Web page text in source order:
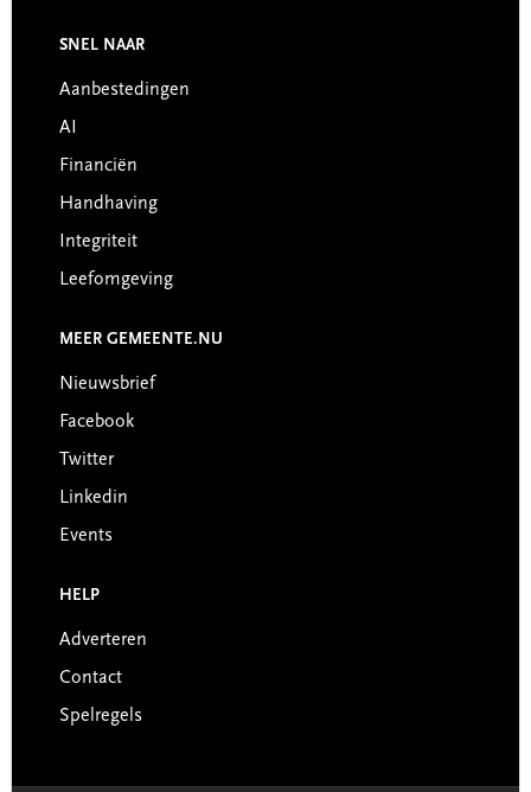
Footer
SNEL NAAR
Aanbestedingen
AI
Financiën
Handhaving
Integriteit
Leefomgeving
MEER GEMEENTE.NU
Nieuwsbrief
Facebook
Twitter
Linkedin
Events
HELP
Adverteren
Contact
Spelregels